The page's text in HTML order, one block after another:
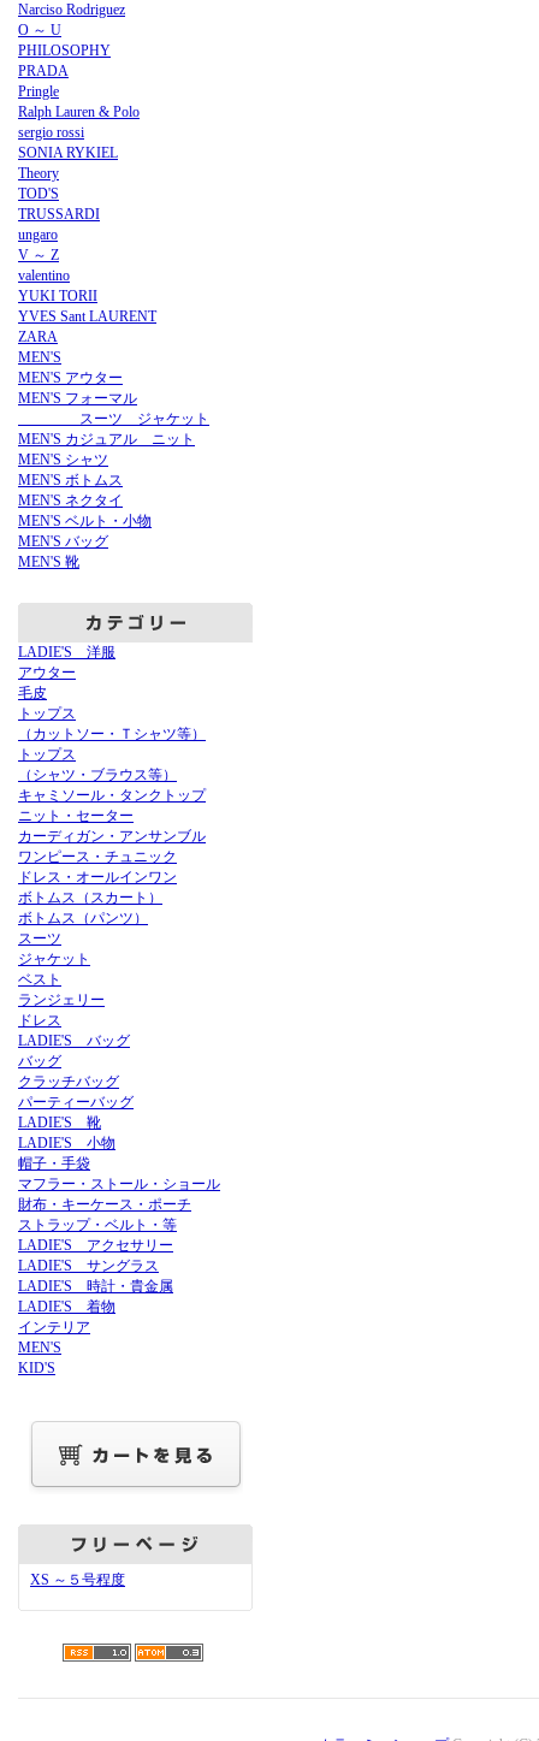
Narciso Rodriguez
O ～ U
PHILOSOPHY
PRADA
Pringle
Ralph Lauren & Polo
sergio rossi
SONIA RYKIEL
Theory
TOD'S
TRUSSARDI
ungaro
V ～ Z
valentino
YUKI TORII
YVES Sant LAURENT
ZARA
MEN'S
MEN'S アウター
MEN'S フォーマル
スーツ ジャケット
MEN'S カジュアル ニット
MEN'S シャツ
MEN'S ボトムス
MEN'S ネクタイ
MEN'S ベルト・小物
MEN'S バッグ
MEN'S 靴
LADIE'S 洋服
アウター
毛皮
トップス
（カットソー・Ｔシャツ等）
トップス
（シャツ・ブラウス等）
キャミソール・タンクトップ
ニット・セーター
カーディガン・アンサンブル
ワンピース・チュニック
ドレス・オールインワン
ボトムス（スカート）
ボトムス（パンツ）
スーツ
ジャケット
ベスト
ランジェリー
ドレス
LADIE'S バッグ
バッグ
クラッチバッグ
パーティーバッグ
LADIE'S 靴
LADIE'S 小物
帽子・手袋
マフラー・ストール・ショール
財布・キーケース・ポーチ
ストラップ・ベルト・等
LADIE'S アクセサリー
LADIE'S サングラス
LADIE'S 時計・貴金属
LADIE'S 着物
インテリア
MEN'S
KID'S
XS ～５号程度